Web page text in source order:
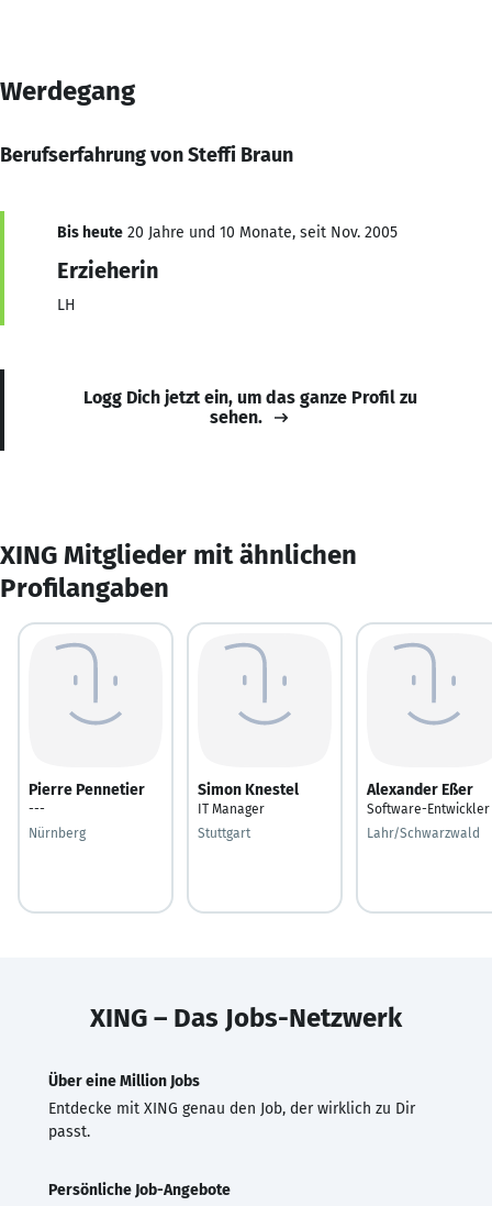
Werdegang
Berufserfahrung von Steffi Braun
Bis heute 20 Jahre und 10 Monate, seit Nov. 2005
Erzieherin
LH
Logg Dich jetzt ein, um das ganze Profil zu
sehen.
XING Mitglieder mit ähnlichen
Profilangaben
Pierre Pennetier
---
Nürnberg
Simon Knestel
IT Manager
Stuttgart
Alexander Eßer
Software-Entwickler
Lahr/Schwarzwald
XING – Das Jobs-Netzwerk
Über eine Million Jobs
Entdecke mit XING genau den Job, der wirklich zu Dir
passt.
Persönliche Job-Angebote